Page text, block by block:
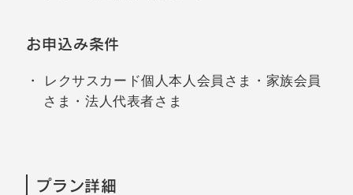
お申込み条件
レクサスカード個人本人会員さま・家族会員
さま・法人代表者さま
プラン詳細